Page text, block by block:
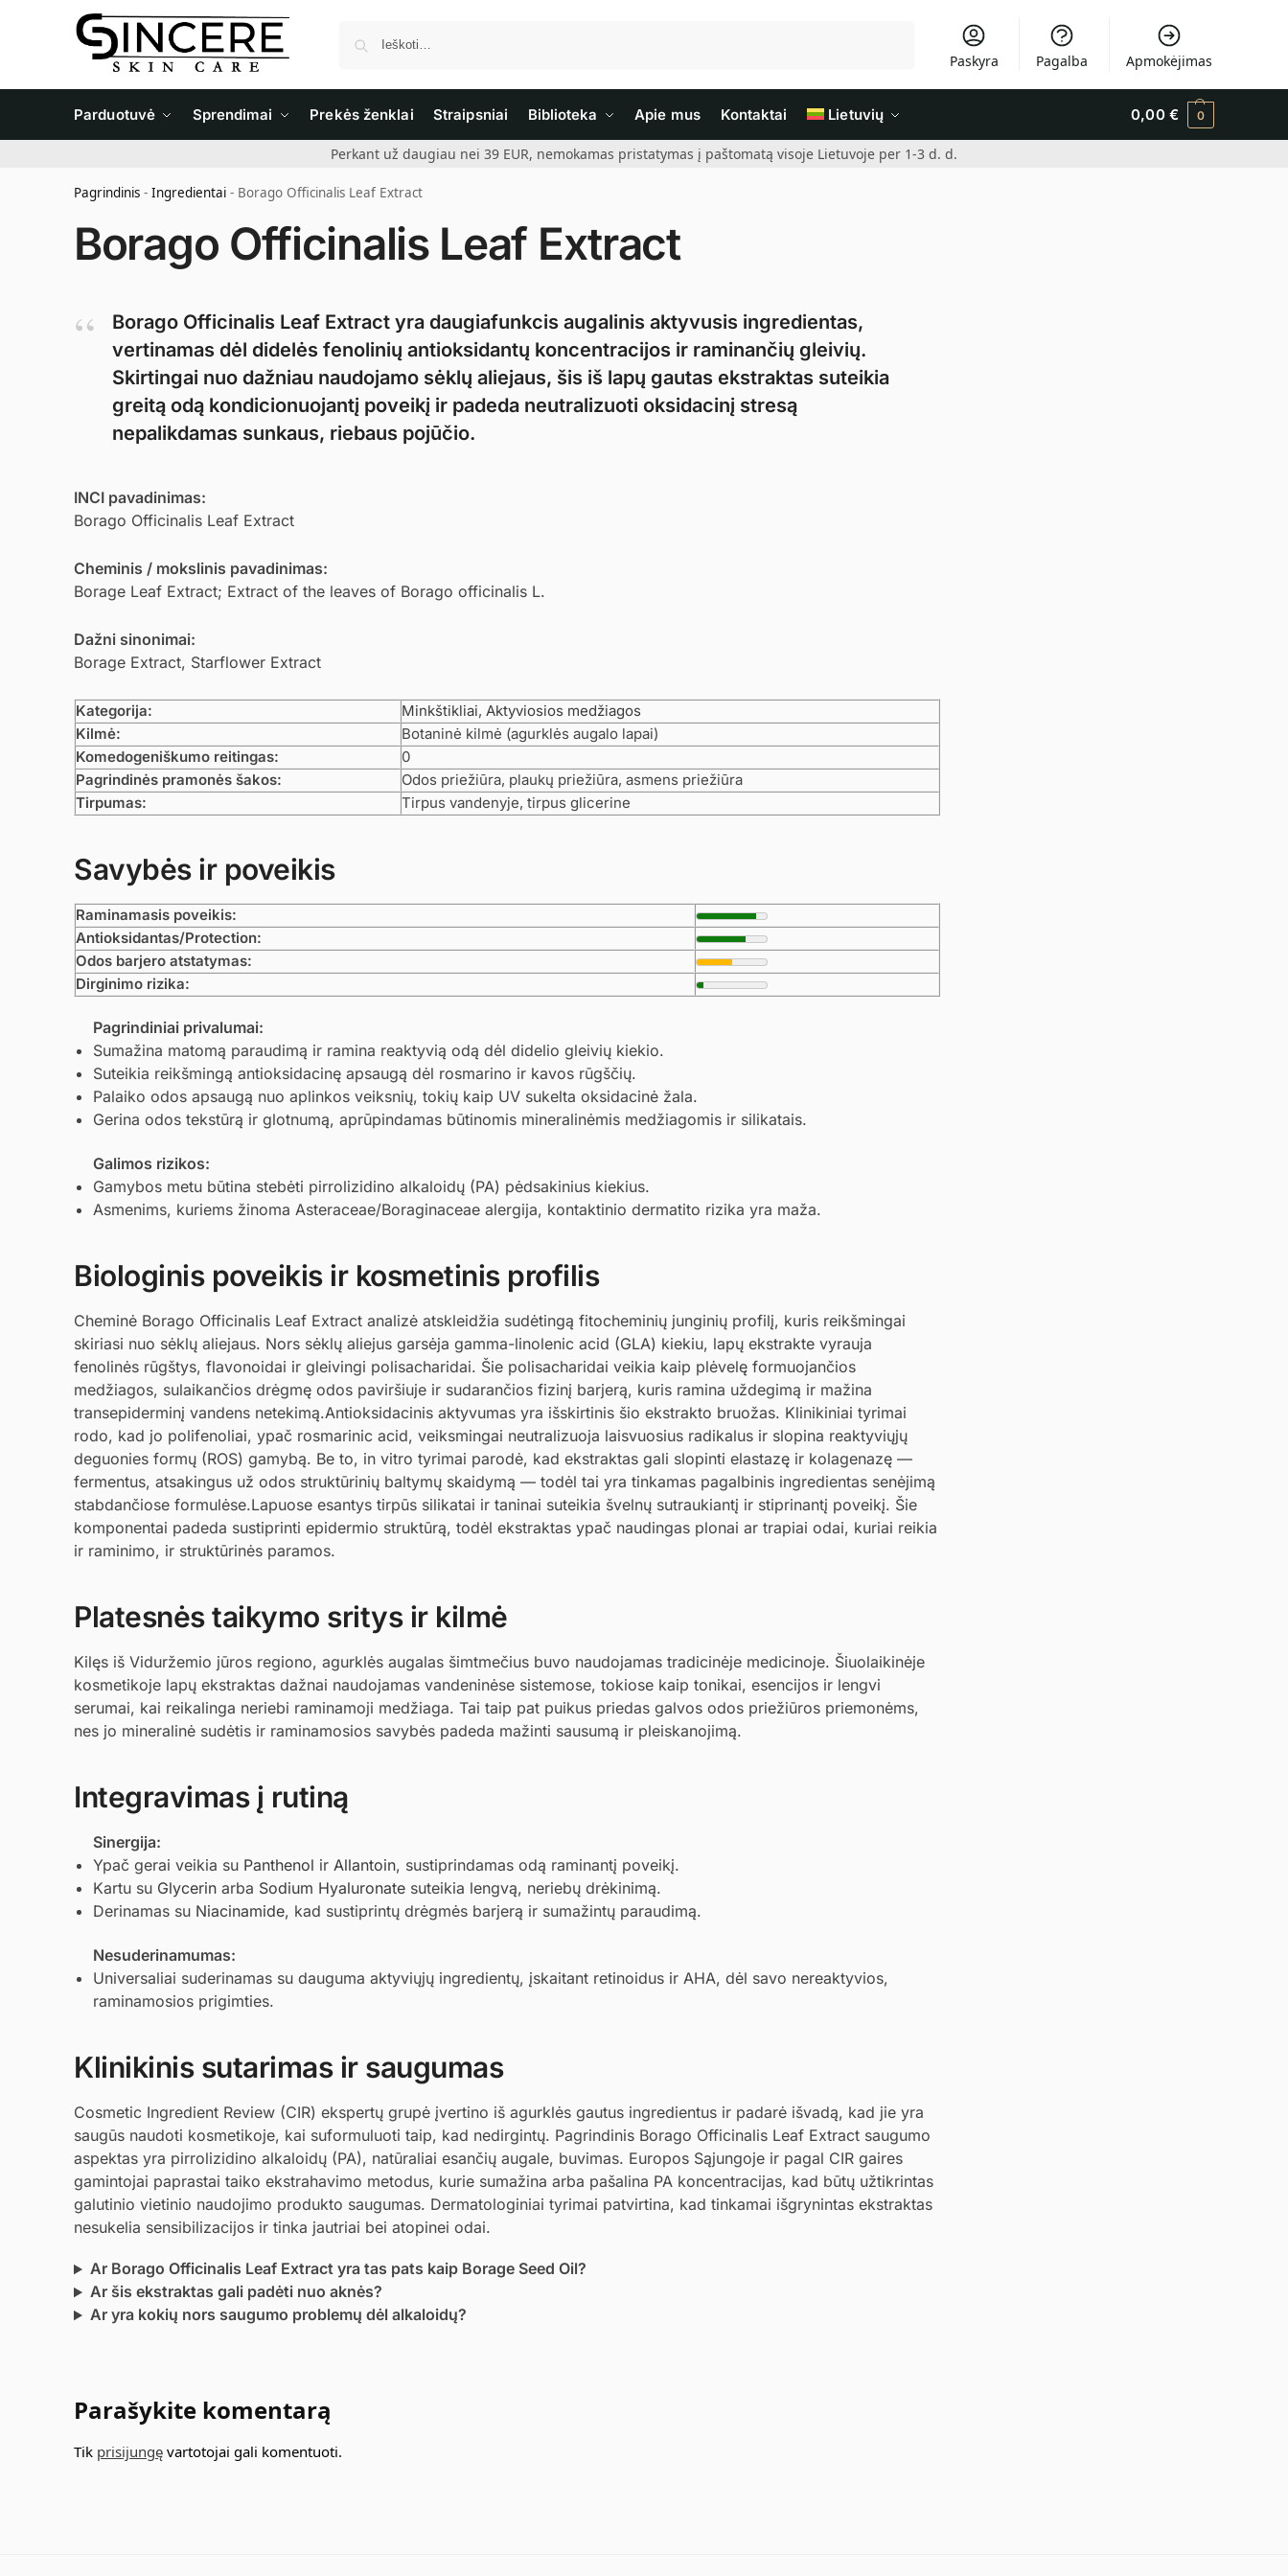
Paskyra Pagalba Apmokėjimas
Parduotuvė Sprendimai Prekės ženklai Straipsniai Biblioteka Apie mus Kontaktai Lietuvių 0,00 € 0
Perkant už daugiau nei 39 EUR, nemokamas pristatymas į paštomatą visoje Lietuvoje per 1-3 d. d.
Pagrindinis - Ingredientai - Borago Officinalis Leaf Extract
Borago Officinalis Leaf Extract
Borago Officinalis Leaf Extract yra daugiafunkcis augalinis aktyvusis ingredientas,
vertinamas dėl didelės fenolinių antioksidantų koncentracijos ir raminančių gleivių.
Skirtingai nuo dažniau naudojamo sėklų aliejaus, šis iš lapų gautas ekstraktas suteikia
greitą odą kondicionuojantį poveikį ir padeda neutralizuoti oksidacinį stresą
nepalikdamas sunkaus, riebaus pojūčio.
INCI pavadinimas:
Borago Officinalis Leaf Extract
Cheminis / mokslinis pavadinimas:
Borage Leaf Extract; Extract of the leaves of Borago officinalis L.
Dažni sinonimai:
Borage Extract, Starflower Extract
Kategorija: Minkštikliai, Aktyviosios medžiagos
Kilmė:
Botaninė kilmė (agurklės augalo lapai)
Komedogeniškumo reitingas:
0
Pagrindinės pramonės šakos:
Odos priežiūra, plaukų priežiūra, asmens priežiūra
Tirpumas:
Tirpus vandenyje, tirpus glicerine
Savybės ir poveikis
Raminamasis poveikis:
Antioksidantas/Protection:
Odos barjero atstatymas:
Dirginimo rizika:
Pagrindiniai privalumai:
Sumažina matomą paraudimą ir ramina reaktyvią odą dėl didelio gleivių kiekio.
Suteikia reikšmingą antioksidacinę apsaugą dėl rosmarino ir kavos rūgščių.
Palaiko odos apsaugą nuo aplinkos veiksnių, tokių kaip UV sukelta oksidacinė žala.
Gerina odos tekstūrą ir glotnumą, aprūpindamas būtinomis mineralinėmis medžiagomis ir silikatais.
Galimos rizikos:
Gamybos metu būtina stebėti pirrolizidino alkaloidų (PA) pėdsakinius kiekius.
Asmenims, kuriems žinoma Asteraceae/Boraginaceae alergija, kontaktinio dermatito rizika yra maža.
Biologinis poveikis ir kosmetinis profilis
Cheminė Borago Officinalis Leaf Extract analizė atskleidžia sudėtingą fitocheminių junginių profilį, kuris reikšmingai
skiriasi nuo sėklų aliejaus. Nors sėklų aliejus garsėja gamma-linolenic acid (GLA) kiekiu, lapų ekstrakte vyrauja
fenolinės rūgštys, flavonoidai ir gleivingi polisacharidai. Šie polisacharidai veikia kaip plėvelę formuojančios
medžiagos, sulaikančios drėgmę odos paviršiuje ir sudarančios fizinį barjerą, kuris ramina uždegimą ir mažina
transepiderminį vandens netekimą.Antioksidacinis aktyvumas yra išskirtinis šio ekstrakto bruožas. Klinikiniai tyrimai
rodo, kad jo polifenoliai, ypač rosmarinic acid, veiksmingai neutralizuoja laisvuosius radikalus ir slopina reaktyviųjų
deguonies formų (ROS) gamybą. Be to, in vitro tyrimai parodė, kad ekstraktas gali slopinti elastazę ir kolagenazę —
fermentus, atsakingus už odos struktūrinių baltymų skaidymą — todėl tai yra tinkamas pagalbinis ingredientas senėjimą
stabdančiose formulėse.Lapuose esantys tirpūs silikatai ir taninai suteikia švelnų sutraukiantį ir stiprinantį poveikį. Šie
komponentai padeda sustiprinti epidermio struktūrą, todėl ekstraktas ypač naudingas plonai ar trapiai odai, kuriai reikia
ir raminimo, ir struktūrinės paramos.
Platesnės taikymo sritys ir kilmė
Kilęs iš Viduržemio jūros regiono, agurklės augalas šimtmečius buvo naudojamas tradicinėje medicinoje. Šiuolaikinėje
kosmetikoje lapų ekstraktas dažnai naudojamas vandeninėse sistemose, tokiose kaip tonikai, esencijos ir lengvi
serumai, kai reikalinga neriebi raminamoji medžiaga. Tai taip pat puikus priedas galvos odos priežiūros priemonėms,
nes jo mineralinė sudėtis ir raminamosios savybės padeda mažinti sausumą ir pleiskanojimą.
Integravimas į rutiną
Sinergija:
Ypač gerai veikia su Panthenol ir Allantoin, sustiprindamas odą raminantį poveikį.
Kartu su Glycerin arba Sodium Hyaluronate suteikia lengvą, neriebų drėkinimą.
Derinamas su Niacinamide, kad sustiprintų drėgmės barjerą ir sumažintų paraudimą.
Nesuderinamumas:
Universaliai suderinamas su dauguma aktyviųjų ingredientų, įskaitant retinoidus ir AHA, dėl savo nereaktyvios,
raminamosios prigimties.
Klinikinis sutarimas ir saugumas
Cosmetic Ingredient Review (CIR) ekspertų grupė įvertino iš agurklės gautus ingredientus ir padarė išvadą, kad jie yra
saugūs naudoti kosmetikoje, kai suformuluoti taip, kad nedirgintų. Pagrindinis Borago Officinalis Leaf Extract saugumo
aspektas yra pirrolizidino alkaloidų (PA), natūraliai esančių augale, buvimas. Europos Sąjungoje ir pagal CIR gaires
gamintojai paprastai taiko ekstrahavimo metodus, kurie sumažina arba pašalina PA koncentracijas, kad būtų užtikrintas
galutinio vietinio naudojimo produkto saugumas. Dermatologiniai tyrimai patvirtina, kad tinkamai išgrynintas ekstraktas
nesukelia sensibilizacijos ir tinka jautriai bei atopinei odai.
Ar Borago Officinalis Leaf Extract yra tas pats kaip Borage Seed Oil?
Ar šis ekstraktas gali padėti nuo aknės?
Ar yra kokių nors saugumo problemų dėl alkaloidų?
Parašykite komentarą
Tik prisijungę vartotojai gali komentuoti.